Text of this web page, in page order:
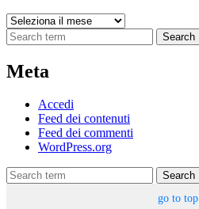
Archivi
Search
Meta
Accedi
Feed dei contenuti
Feed dei commenti
WordPress.org
Search
go to top